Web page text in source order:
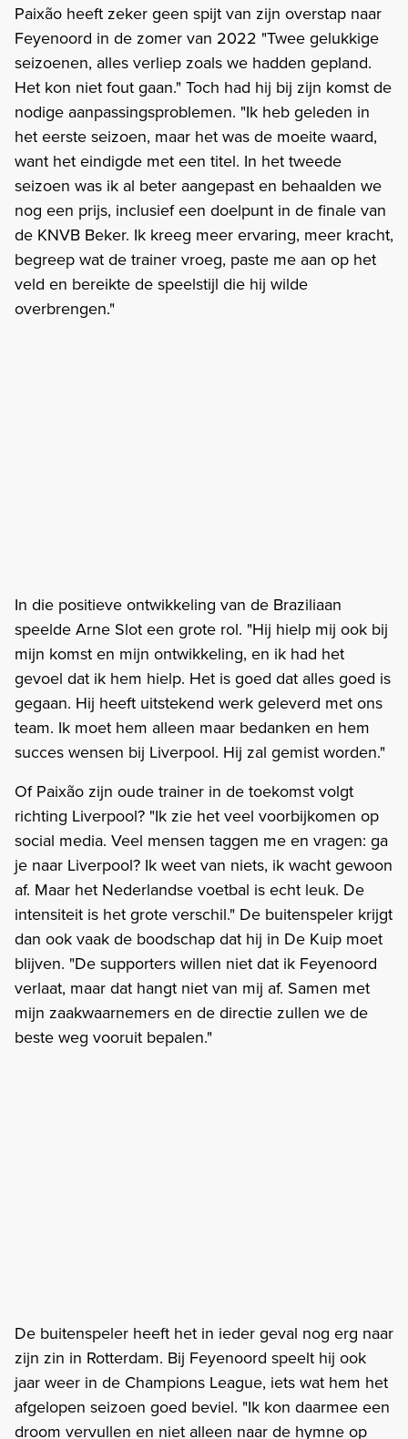
Paixão heeft zeker geen spijt van zijn overstap naar
Feyenoord in de zomer van 2022 "Twee gelukkige
seizoenen, alles verliep zoals we hadden gepland.
Het kon niet fout gaan." Toch had hij bij zijn komst de
nodige aanpassingsproblemen. "Ik heb geleden in
het eerste seizoen, maar het was de moeite waard,
want het eindigde met een titel. In het tweede
seizoen was ik al beter aangepast en behaalden we
nog een prijs, inclusief een doelpunt in de finale van
de KNVB Beker. Ik kreeg meer ervaring, meer kracht,
begreep wat de trainer vroeg, paste me aan op het
veld en bereikte de speelstijl die hij wilde
overbrengen."
In die positieve ontwikkeling van de Braziliaan
speelde Arne Slot een grote rol. "Hij hielp mij ook bij
mijn komst en mijn ontwikkeling, en ik had het
gevoel dat ik hem hielp. Het is goed dat alles goed is
gegaan. Hij heeft uitstekend werk geleverd met ons
team. Ik moet hem alleen maar bedanken en hem
succes wensen bij Liverpool. Hij zal gemist worden."
Of Paixão zijn oude trainer in de toekomst volgt
richting Liverpool? "Ik zie het veel voorbijkomen op
social media. Veel mensen taggen me en vragen: ga
je naar Liverpool? Ik weet van niets, ik wacht gewoon
af. Maar het Nederlandse voetbal is echt leuk. De
intensiteit is het grote verschil." De buitenspeler krijgt
dan ook vaak de boodschap dat hij in De Kuip moet
blijven. "De supporters willen niet dat ik Feyenoord
verlaat, maar dat hangt niet van mij af. Samen met
mijn zaakwaarnemers en de directie zullen we de
beste weg vooruit bepalen."
De buitenspeler heeft het in ieder geval nog erg naar
zijn zin in Rotterdam. Bij Feyenoord speelt hij ook
jaar weer in de Champions League, iets wat hem het
afgelopen seizoen goed beviel. "Ik kon daarmee een
droom vervullen en niet alleen naar de hymne op